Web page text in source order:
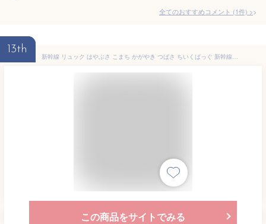
全てのおすすめコメント (1件) >
13th
新幹線 リュック はやぶさ こまち かがやき つばさ ちいくばっぐ 新幹線シリーズ【JR東日本商品化許諾済】グッズ バッグ 子供 バック 電車 撥水 リュックサック 男の子 保育園 遠足 キッズ 子供用 キッズリュックサック バックパック 幼児 3歳 4歳 5歳 入園 子ども
この商品をサイトでみる